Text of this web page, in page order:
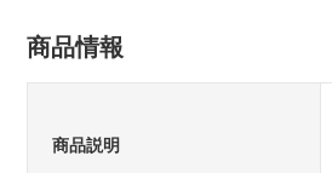
商品情報
商品説明